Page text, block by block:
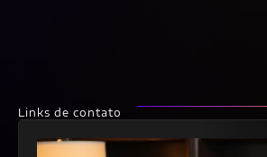
Links de contato